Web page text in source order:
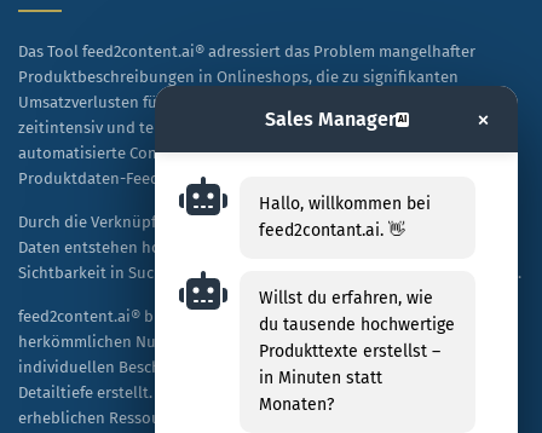
Das Tool feed2content.ai® adressiert das Problem mangelhafter
Produktbeschreibungen in Onlineshops, die zu signifikanten
Umsatzverlusten führen. Während manuelle Texterstellung
zeitintensiv und teuer ist, ermöglicht diese Lösung eine
automatisierte Content-Generierung auf Basis vorhandener
Produktdaten-Feeds.
Durch die Verknüpfung von KI-Technologie mit spezifischen Shop-
Daten entstehen hochwertige, SEO-optimierte Texte, die sowohl die
Sichtbarkeit in Suchmaschinen als auch die Kaufbereitschaft steigern.
feed2content.ai® bietet eine skalierbare Alternative zur
herkömmlichen Nutzung von ChatGPT, indem es Tausende von
individuellen Beschreibungen kosteneffizient und in hoher
Detailtiefe erstellt. Unternehmen profitieren dabei von einer
erheblichen Ressourceneinsparung sowie einer verbesserten
Sales Manager AI ×
Hallo, willkommen bei
feed2contant.ai. 👋
Willst du erfahren, wie
du tausende hochwertige
Produkttexte erstellst –
in Minuten statt
Monaten?